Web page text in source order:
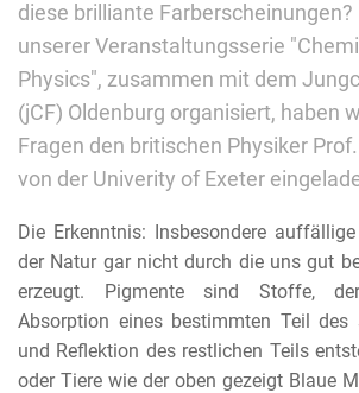
diese brilliante Farberscheinungen?
unserer Veranstaltungsserie
Physics", zusammen mit dem
(jCF) Oldenburg organisiert, haben
Fragen den britischen Physiker
von der Univerity of Exeter
Die Erkenntnis: Insbesondere
der Natur gar nicht durch die uns gut
erzeugt. Pigmente sind Stoffe,
Absorption eines bestimmten Teil des
und Reflektion des restlichen Teils
oder Tiere wie der oben gezeigt Blaue